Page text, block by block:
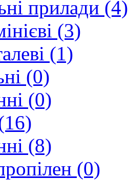
прилади (4)
(3)
(1)
(0)
(0)
(8)
(0)